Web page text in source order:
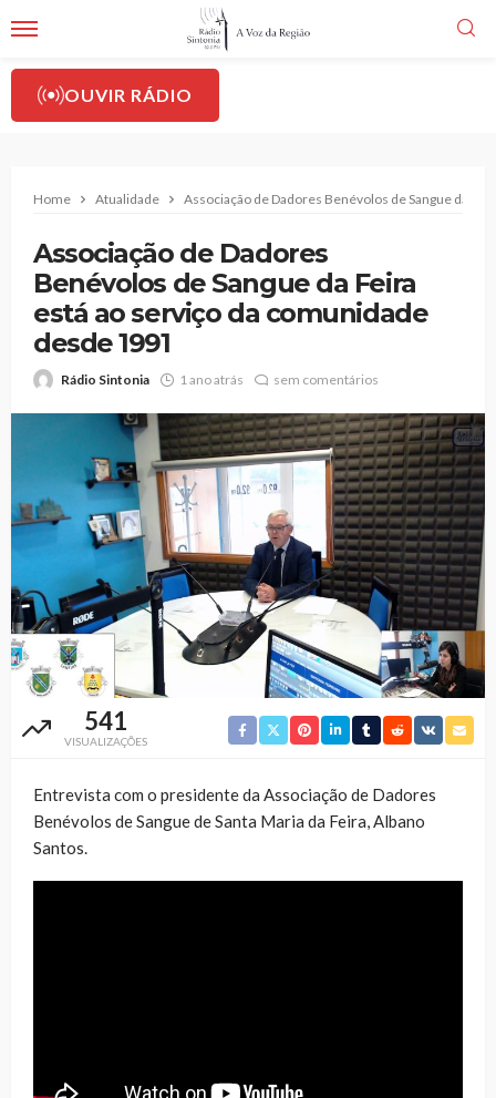
OUVIR RÁDIO
Home Atualidade Associação de Dadores Benévolos de Sangue da
Associação de Dadores
Benévolos de Sangue da Feira
está ao serviço da comunidade
desde 1991
Rádio Sintonia 1 ano atrás sem comentários
541
VISUALIZAÇÕES
Entrevista com o presidente da Associação de Dadores
Benévolos de Sangue de Santa Maria da Feira, Albano
Santos.